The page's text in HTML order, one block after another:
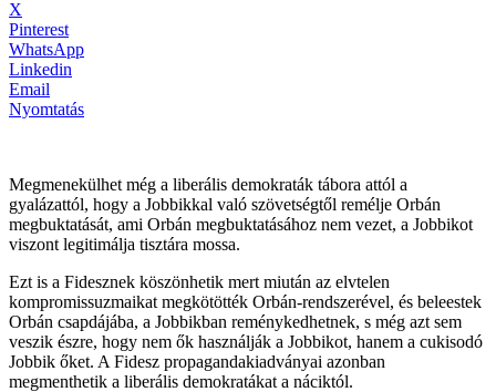
X
Pinterest
WhatsApp
Linkedin
Email
Nyomtatás
Megmenekülhet még a liberális demokraták tábora attól a
gyalázattól, hogy a Jobbikkal való szövetségtől remélje Orbán
megbuktatását, ami Orbán megbuktatásához nem vezet, a Jobbikot
viszont legitimálja tisztára mossa.
Ezt is a Fidesznek köszönhetik mert miután az elvtelen
kompromissuzmaikat megkötötték Orbán-rendszerével, és beleestek
Orbán csapdájába, a Jobbikban reménykedhetnek, s még azt sem
veszik észre, hogy nem ők használják a Jobbikot, hanem a cukisodó
Jobbik őket. A Fidesz propagandakiadványai azonban
megmenthetik a liberális demokratákat a náciktól.